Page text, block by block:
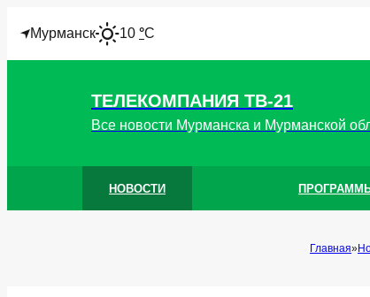
МурманскI10 °C
ТЕЛЕКОМПАНИЯ ТВ-21
Все новости Мурманска и Мурманской
НОВОСТИ
Главная